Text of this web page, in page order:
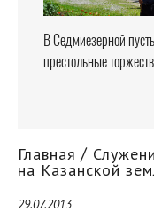
В Седмиезерной
престольные
Главная
на Казанской
29.07.2013